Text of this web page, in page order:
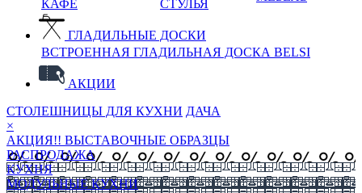
КАФЕ
СТУЛЬЯ
ГЛАДИЛЬНЫЕ ДОСКИ
ВСТРОЕННАЯ ГЛАДИЛЬНАЯ ДОСКА BELSI
АКЦИИ
СТОЛЕШНИЦЫ ДЛЯ КУХНИ ДАЧА
×
АКЦИЯ!! ВЫСТАВОЧНЫЕ ОБРАЗЦЫ
РАСПРОДАЖА
КУХНЯ
МОДУЛЬНЫЕ КУХНИ